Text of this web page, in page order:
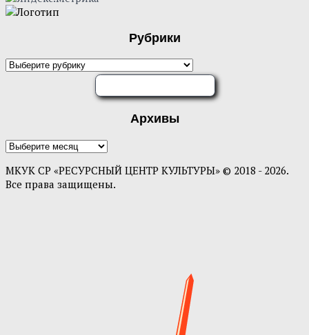
Рубрики
Рубрики
Архивы
Архивы
МКУК СР «РЕСУРСНЫЙ ЦЕНТР КУЛЬТУРЫ» © 2018 - 2026.
Все права защищены.